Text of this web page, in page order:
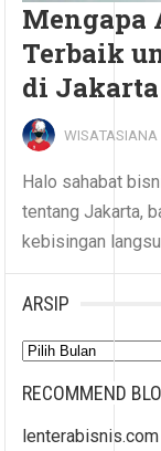
Mengapa
Terbaik
di Jakarta
WISATASIANA
Halo sahabat
tentang Jakarta,
kebisingan
ARSIP
Arsip
RECOMMEND
lenterabisnis.com